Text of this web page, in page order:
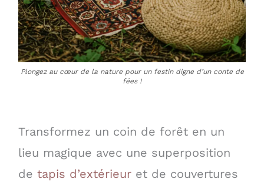
Plongez au cœur de la nature pour un festin digne d’un conte de
fées !
Transformez un coin de forêt en un
lieu magique avec une superposition
de tapis d’extérieuret de couvertures